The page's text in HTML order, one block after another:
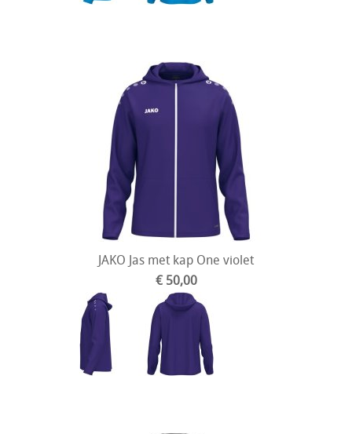
JAKO Jas met kap One violet
€ 50,00